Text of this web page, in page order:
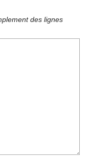
des lignes